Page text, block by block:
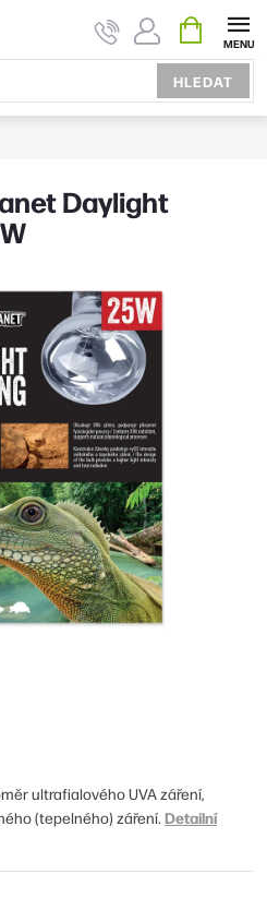
HLEDAT
KOŠÍK
Daylight
ultrafialového UVA záření,
(tepelného) záření. Detailní